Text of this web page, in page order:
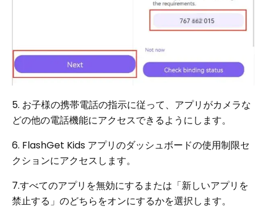
5. お子様の携帯電話の指示に従って、アプリがカメラな
どの他の電話機能にアクセスできるようにします。
6. FlashGet Kids アプリのダッシュボードの使用制限セ
クションにアクセスします。
7.すべてのアプリを無効にするまたは「新しいアプリを
禁止する」のどちらをオンにするかを選択します。